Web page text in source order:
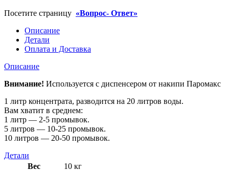
Посетите страницу «Вопрос- Ответ»
Описание
Детали
Оплата и Доставка
Описание
Внимание! Используется с диспенсером от накипи Паромакс
1 литр концентрата, разводится на 20 литров воды.
Вам хватит в среднем:
1 литр — 2-5 промывок.
5 литров — 10-25 промывок.
10 литров — 20-50 промывок.
Детали
Вес
10 кг